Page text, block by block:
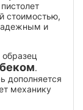
стоимостью,
и
.
дополняется
механику